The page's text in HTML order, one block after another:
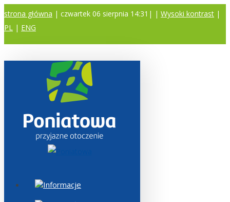
strona główna | czwartek 06 sierpnia 14:31| | Wysoki kontrast |
PL | ENG
Informacje